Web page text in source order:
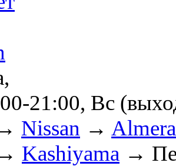
21:00, Вс
Nissan →
Kashiyama →